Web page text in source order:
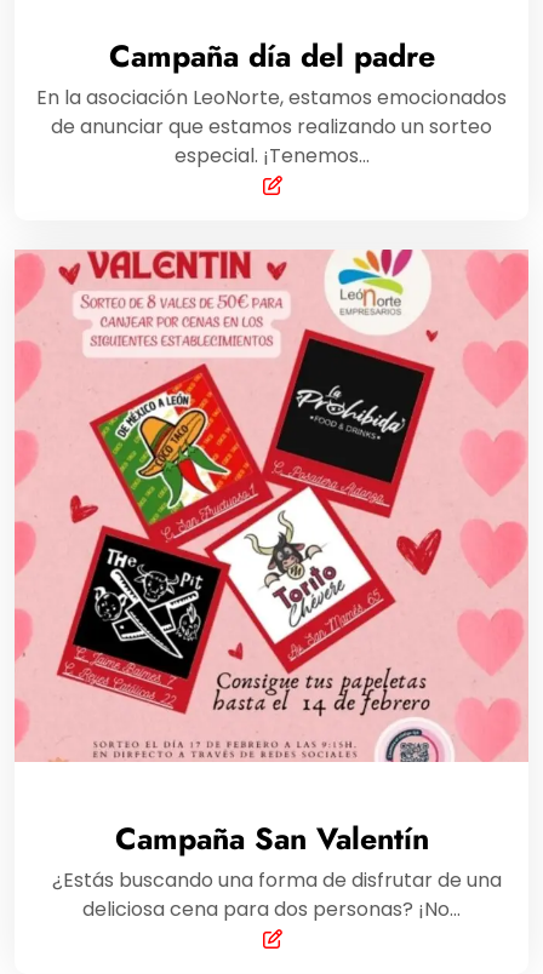
Campaña día del padre
En la asociación LeoNorte, estamos emocionados
de anunciar que estamos realizando un sorteo
especial. ¡Tenemos…
Campaña San Valentín
¿Estás buscando una forma de disfrutar de una
deliciosa cena para dos personas? ¡No…